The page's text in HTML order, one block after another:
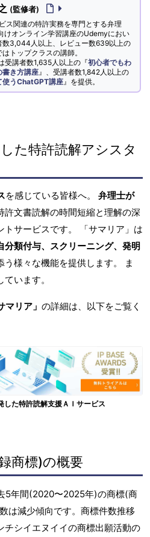
(監修者)
ス関連の特許実務を専門とする弁理
けオンライン学習講座のUdemyにおい
数3,044人以上、レビュー数639以上の
トップクラスの講師。
受講者数1,635人以上の『初心者でもわ
書き方講座 』、受講者数1,842人以上の
使うChatGPT講座 』を提供。
た特許読解アシスタ
を感じている皆様へ。 弁理士が
許文書読解の時間短縮と理解の深
サービスです。 「サマリア」は
分類付与、スクリーニング、発明
う様々な機能を提供します。 ま
います。
リア」 の詳細は、以下をご覧く
した特許読解支援ＡＩサービス
商標)の概要
5年間(2020〜2025年)の商標(商
は減少傾向です。商標件数推移
チシイエヌイイの商標出願活動の